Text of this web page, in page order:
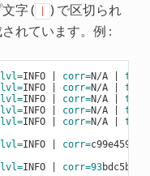
字 (
) で区切られ
れています。例 :
lvl=INFO | corr=N/A |
lvl=INFO | corr=N/A |
lvl=INFO | corr=N/A |
lvl=INFO | corr=N/A |
lvl=INFO | corr=N/A |
lvl=INFO | corr=c99e4592-
lvl=INFO | corr=93bdc5b4-